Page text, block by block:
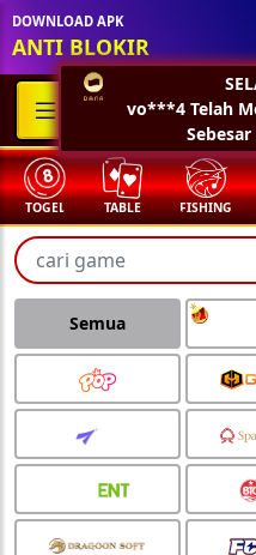
DOWNLOAD APK
ANTI BLOKIR
TABLE FISHING COCK F.
Semua